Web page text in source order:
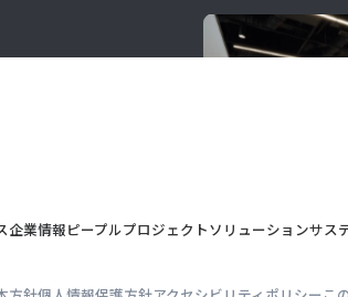
企業情報ピープルプロジェクトソリューションサス